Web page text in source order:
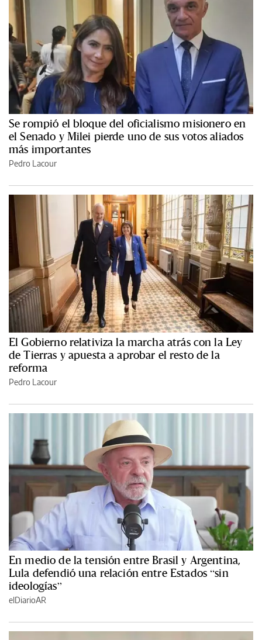
Se rompió el bloque del oficialismo misionero en
el Senado y Milei pierde uno de sus votos aliados
más importantes
Pedro Lacour
El Gobierno relativiza la marcha atrás con la Ley
de Tierras y apuesta a aprobar el resto de la
reforma
Pedro Lacour
En medio de la tensión entre Brasil y Argentina,
Lula defendió una relación entre Estados “sin
ideologías”
elDiarioAR